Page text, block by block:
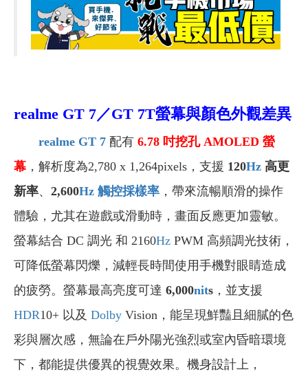
realme GT 7／GT 7T螢幕與顏色外觀差異
realme GT 7 配有 6.78 吋挖孔 AMOLED 螢
幕 ，解析度為2,780 x 1,264pixels，支援 120Hz 高更
新率、 2,600Hz 觸控採樣率 ，帶來流暢順滑的操作
體驗，尤其在遊戲或滑動時，畫面反應更加靈敏。
螢幕結合 DC 調光 和 2160Hz PWM 高頻調光技術，
可降低螢幕閃爍，減輕長時間使用手機對眼睛造成
的疲勞。螢幕最高亮度可達 6,000nits ，並支援
HDR10+ 以及 Dolby Vision，能呈現鮮豔且細膩的色
彩與層次感，無論在戶外陽光強烈或室內昏暗環境
下，都能提供優異的視覺效果。機身設計上，